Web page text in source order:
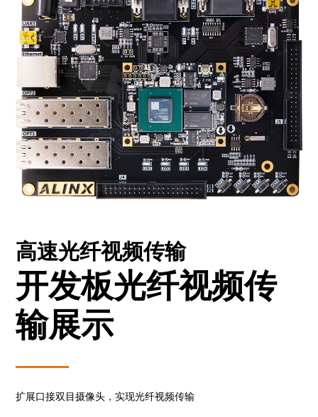
高速光纤视频传输
开发板光纤视频传
输展示
扩展口接双目摄像头，实现光纤视频传输